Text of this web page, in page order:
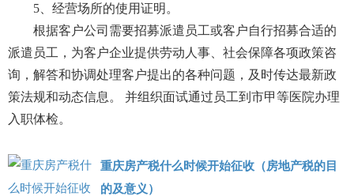
5、经营场所的使用证明。
根据客户公司需要招募派遣员工或客户自行招募合适的
派遣员工，为客户企业提供劳动人事、社会保障各项政策咨
询，解答和协调处理客户提出的各种问题，及时传达最新政
策法规和动态信息。 并组织面试通过员工到市甲等医院办理
入职体检。
重庆房产税什么时候开始征收（房地产税的目
的及意义）